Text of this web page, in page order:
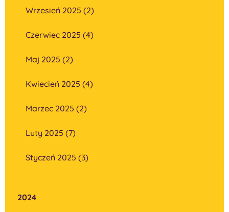
Wrzesień 2025 (2)
Czerwiec 2025 (4)
Maj 2025 (2)
Kwiecień 2025 (4)
Marzec 2025 (2)
Luty 2025 (7)
Styczeń 2025 (3)
2024